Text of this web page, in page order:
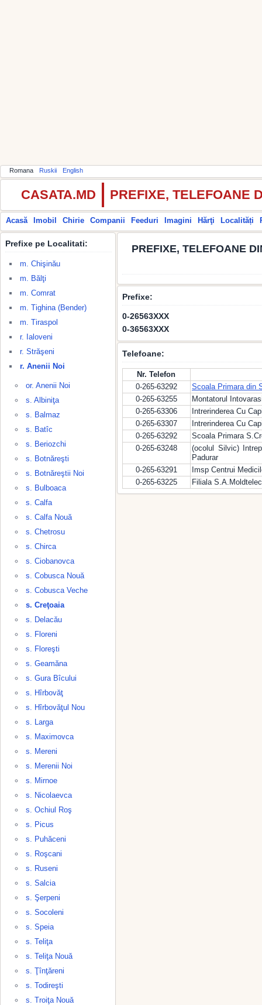
Romana Ruskii English
CASATA.MD PREFIXE, TELEFOANE
Acasă Imobil Chirie Companii Feeduri Imagini Hărţi Localități
Prefixe pe Localitati:
m. Chişinău
m. Bălţi
m. Comrat
m. Tighina (Bender)
m. Tiraspol
r. Ialoveni
r. Străşeni
r. Anenii Noi
or. Anenii Noi
s. Albiniţa
s. Balmaz
s. Batîc
s. Beriozchi
s. Botnăreşti
s. Botnăreştii Noi
s. Bulboaca
s. Calfa
s. Calfa Nouă
s. Chetrosu
s. Chirca
s. Ciobanovca
s. Cobusca Nouă
s. Cobusca Veche
s. Creţoaia
s. Delacău
s. Floreni
s. Floreşti
s. Geamăna
s. Gura Bîcului
s. Hîrbovăţ
s. Hîrbovăţul Nou
s. Larga
s. Maximovca
s. Mereni
s. Merenii Noi
s. Mirnoe
s. Nicolaevca
s. Ochiul Roş
s. Picus
s. Puhăceni
s. Roşcani
s. Ruseni
s. Salcia
s. Şerpeni
s. Socoleni
s. Speia
s. Teliţa
s. Teliţa Nouă
s. Ţînţăreni
s. Todireşti
s. Troiţa Nouă
PREFIXE, TELEFOANE
Prefixe:
0-26563XXX
0-36563XXX
Telefoane:
Nr. Telefon
0-265-63292
Scoala Primara din
0-265-63255
Montatorul
0-265-63306
Intrerinderea Cu
0-265-63307
Intrerinderea Cu
0-265-63292
Scoala Primara
0-265-63248
(ocolul Silvic)
Padurar
0-265-63291
Imsp Centrui
0-265-63225
Filiala